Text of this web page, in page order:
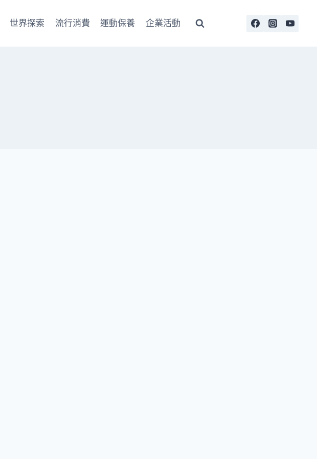
世界探索 流行消費 運動保養 企業活動